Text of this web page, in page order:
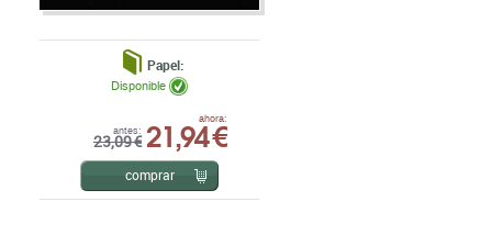
Papel:
antes:
23,09 €
ahora:
21,94 €
Disponible
comprar